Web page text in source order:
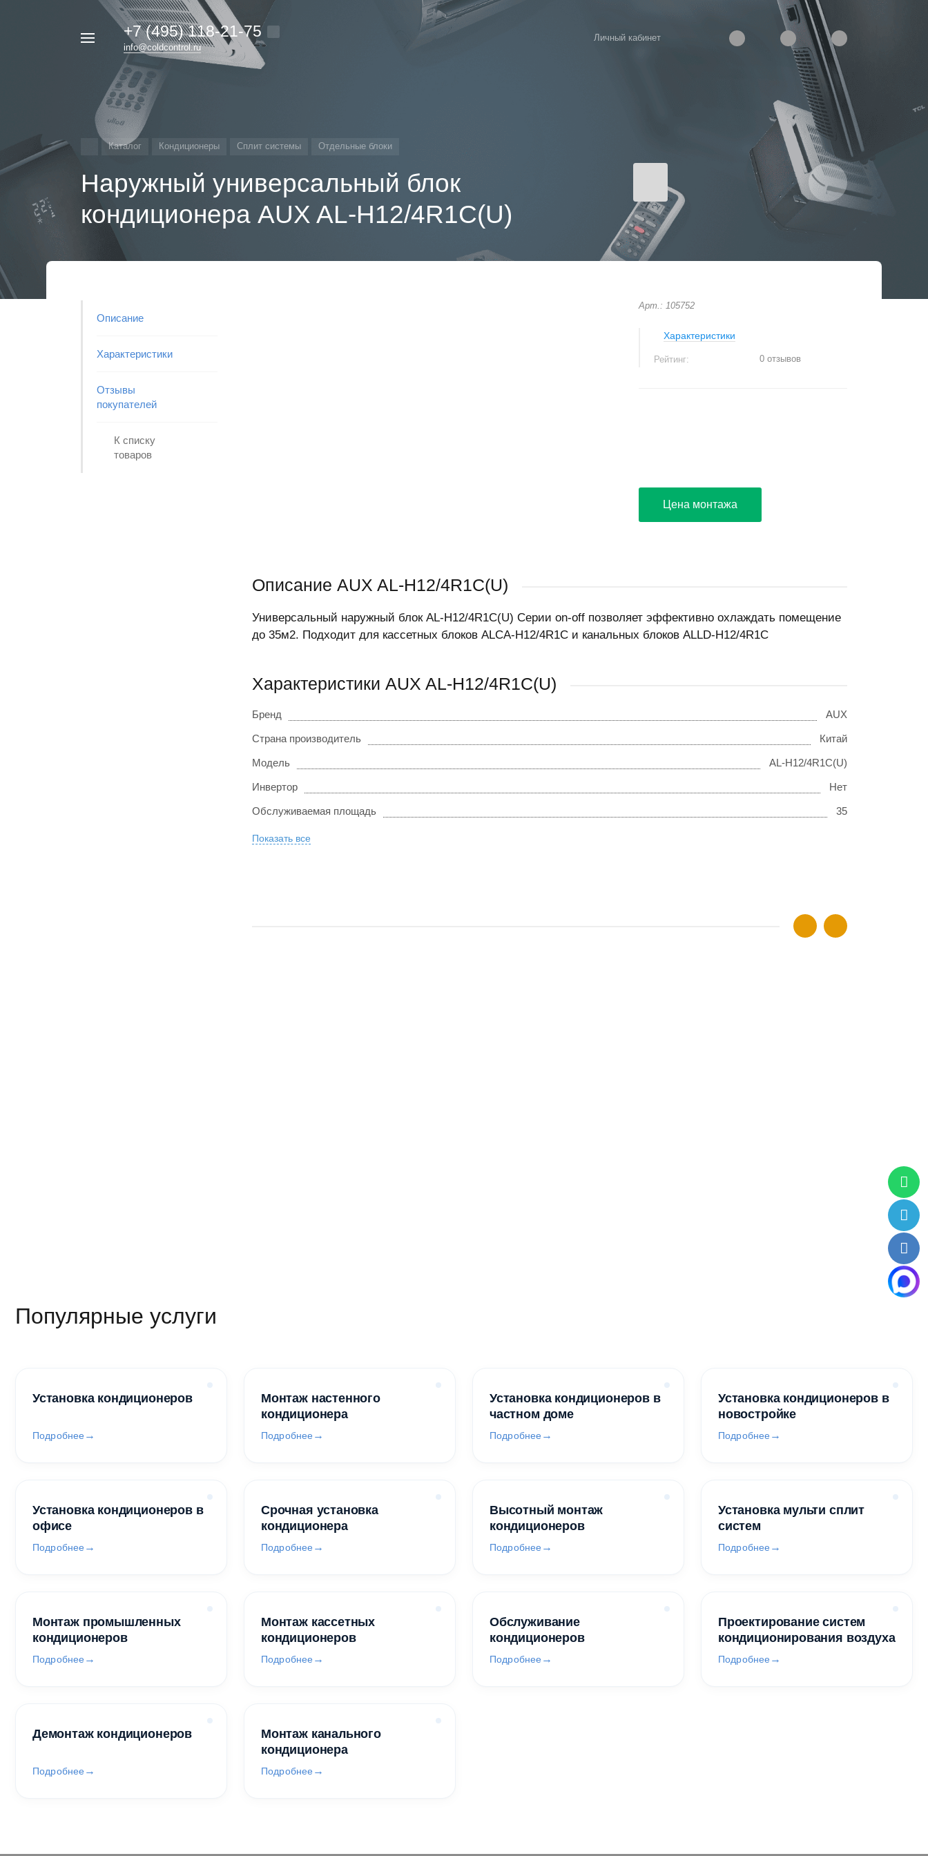
+7 (495) 118-21-75
info@coldcontrol.ru
Личный кабинет
Каталог Кондиционеры Сплит системы Отдельные блоки
Наружный универсальный блок
кондиционера AUX AL-H12/4R1C(U)
Описание
Характеристики
Отзывы
покупателей
К списку
товаров
Арт.: 105752
Характеристики
Рейтинг: 0 отзывов
Цена монтажа
Описание AUX AL-H12/4R1C(U)
Универсальный наружный блок AL-H12/4R1С(U) Серии on-off позволяет эффективно охлаждать помещение
до 35м2. Подходит для кассетных блоков ALCA-H12/4R1С и канальных блоков ALLD-H12/4R1С
Характеристики AUX AL-H12/4R1C(U)
Бренд AUX
Страна производитель Китай
Модель AL-H12/4R1C(U)
Инвертор Нет
Обслуживаемая площадь 35
Показать все
Популярные услуги
Установка кондиционеров
Подробнее
Монтаж настенного
кондиционера
Подробнее
Установка кондиционеров в
частном доме
Подробнее
Установка кондиционеров в
новостройке
Подробнее
Установка кондиционеров в
офисе
Подробнее
Срочная установка
кондиционера
Подробнее
Высотный монтаж
кондиционеров
Подробнее
Установка мульти сплит
систем
Подробнее
Монтаж промышленных
кондиционеров
Подробнее
Монтаж кассетных
кондиционеров
Подробнее
Обслуживание
кондиционеров
Подробнее
Проектирование систем
кондиционирования воздуха
Подробнее
Демонтаж кондиционеров
Подробнее
Монтаж канального
кондиционера
Подробнее